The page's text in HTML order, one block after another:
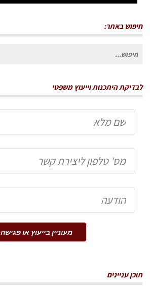
חיפוש באתר:
חיפוש
לבדיקת היתכנות וייעוץ משפטי
שם
מלא
טלפון
הודעה
מעוניין בייעוץ או פגישה
תוכן עניינים